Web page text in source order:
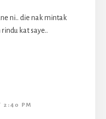
ni.. die nak mintak
kat saye..
2:40 PM